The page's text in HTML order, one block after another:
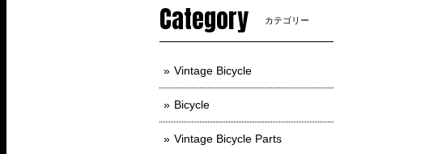
Category カテゴリー
Vintage Bicycle
Bicycle
Vintage Bicycle Parts